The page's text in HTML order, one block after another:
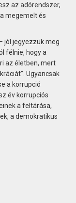
az adórendszer,
megemelt és
jól jegyezzük meg
félnie, hogy a
az életben, mert
Ugyancsak
a korrupció
év korrupciós
a feltárása,
a demokratikus